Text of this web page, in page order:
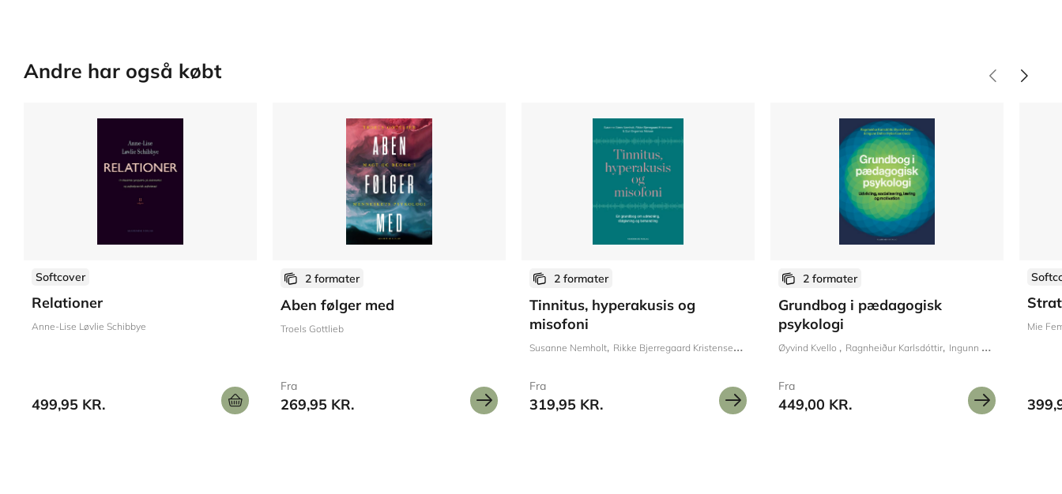
Andre har også købt
Softcover
Relationer
Anne-Lise Løvlie Schibbye
499,95 KR.
2 formater
Aben følger med
Troels Gottlieb
Fra
269,95 KR.
2 formater
Tinnitus, hyperakusis og
misofoni
Susanne Nemholt Rikke Bjerregaard Kristensen Guri Engernes Nielsen
Fra
319,95 KR.
2 formater
Grundbog i pædagogisk
psykologi
Øyvind Kvello Ragnheiður Karlsdóttir Ingunn Dahler Hybertsen
Fra
449,00 KR.
Mie